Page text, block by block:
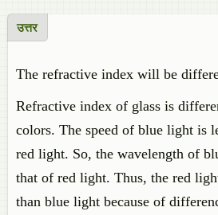
उत्तर
The refractive index will be
Refractive index of glass is
colors. The speed of blue light is
red light. So, the wavelength of
that of red light. Thus, the red
than blue light because of